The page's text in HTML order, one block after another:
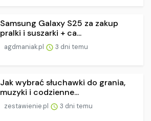
Samsung Galaxy S25 za zakup
pralki i suszarki + ca...
agdmaniak.pl 3 dni temu
Jak wybrać słuchawki do grania,
muzyki i codzienne...
zestawienie.pl 3 dni temu